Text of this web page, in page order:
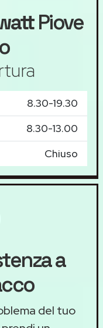
Piove
8.30-19.30
8.30-13.00
Chiuso
a
del tuo